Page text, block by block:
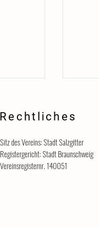
Rechtliches
Sitz des Vereins: Stadt Salzgitter
Registergericht: Stadt Braunschweig
Vereinsregisternr. 140051